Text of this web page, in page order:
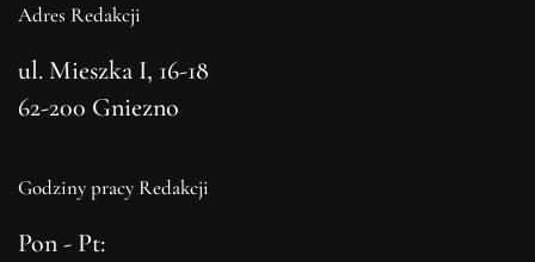
Adres Redakcji
ul. Mieszka I, 16-18
62-200 Gniezno
Godziny pracy Redakcji
Pon - Pt: